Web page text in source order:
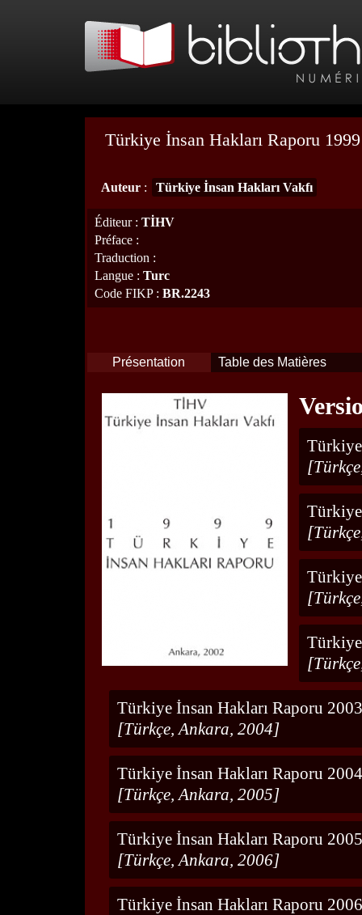
Türkiye İnsan Hakları Raporu 1999
Auteur : Türkiye İnsan Hakları Vakfı
Éditeur: TİHV
Préface :
Traduction :
Langue : Turc
Code FIKP: BR.2243
Présentation Table des Matières
Türkiye İnsan Hakları Raporu 2003
[Türkçe, Ankara, 2004]
Türkiye İnsan Hakları Raporu 2004
[Türkçe, Ankara, 2005]
Türkiye İnsan Hakları Raporu 2005
[Türkçe, Ankara, 2006]
Türkiye İnsan Hakları Raporu 2006